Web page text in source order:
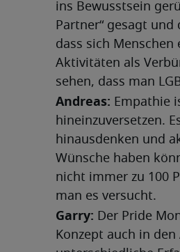
ins Bewusstsein
Partner“ gesagt
dass sich
Aktivitäten als
sehen, dass man
Andreas: Empathie
hineinzuversetzen.
hinausdenken und
Wünsche haben
nicht immer zu 100
man es versucht.
Garry: Der Pride
Konzept auch in